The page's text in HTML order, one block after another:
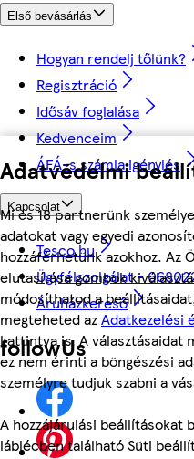
Adatvédelmi
Mi és 18 partnerünk
adatokat vagy egyedi
hozzáférhetünk azokhoz. Az
elutasítása gombok
módosíthatod a
megteheted azAdatkezelési
kattintva is. A
ez nem érinti a böngészési
személyre tudjuk szabni a
A hozzájárulási beállításokat
láblécben található Süti
Első bevásárlás
Hogyan rendelj tőlünk?
Regisztráció
Idősáv foglalása
Kedvenceim
ÁFÁ-s számla igénylés
Kapcsolat
Tesco.hu
Ügyfélszolgálat -
Áruházkereső
followUs